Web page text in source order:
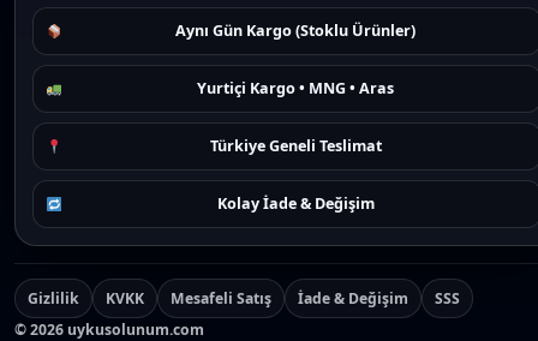
Aynı Gün Kargo (Stoklu Ürünler)
Yurtiçi Kargo • MNG • Aras
Türkiye Geneli Teslimat
Kolay İade & Değişim
Gizlilik KVKK Mesafeli Satış İade & Değişim
SSS
©2026 uykusolunum.com